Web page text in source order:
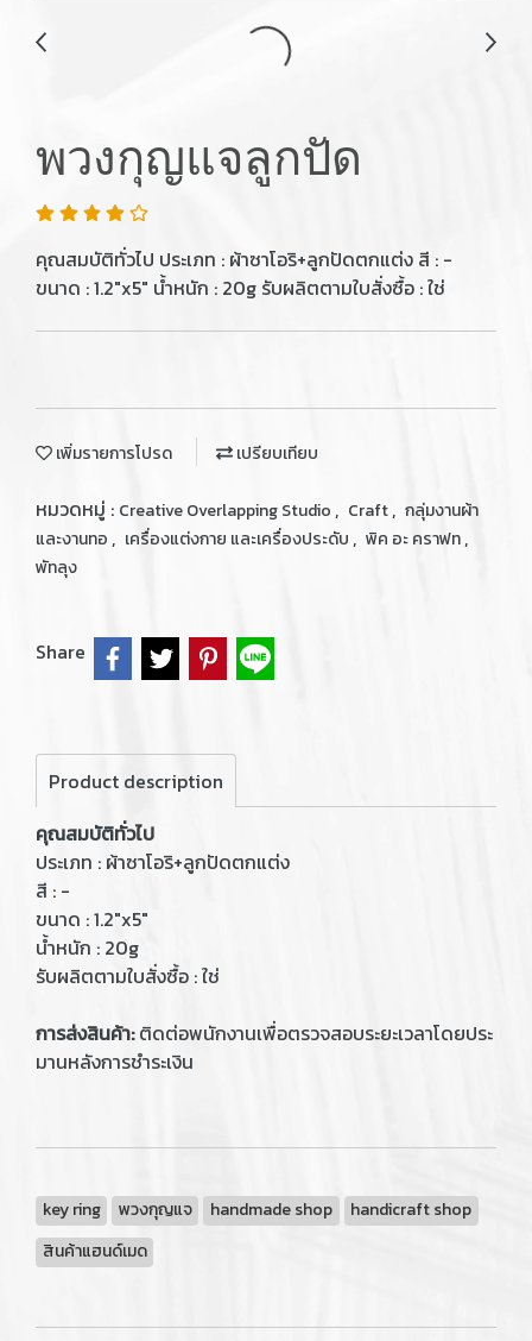
พวงกุญแจลูกปัด
คุณสมบัติทั่วไป ประเภท : ผ้าซาโอริ+ลูกปัดตกแต่ง สี : -
ขนาด : 1.2"x5" น้ำหนัก : 20g รับผลิตตามใบสั่งซื้อ : ใช่
เพิ่มรายการโปรด เปรียบเทียบ
หมวดหมู่ : Creative Overlapping Studio , Craft, กลุ่มงานผ้า
และงานทอ , เครื่องแต่งกาย และเครื่องประดับ , พิค อะ คราฟท,
พัทลุง
Share
Product description
คุณสมบัติทั่วไป
ประเภท : ผ้าซาโอริ+ลูกปัดตกแต่ง
สี : -
ขนาด : 1.2"x5"
น้ำหนัก : 20g
รับผลิตตามใบสั่งซื้อ : ใช่
การส่งสินค้า:ติดต่อพนักงานเพื่อตรวจสอบระยะเวลาโดยประ
มานหลังการชำระเงิน
key ring พวงกุญแจ handmade shop
handicraft shop
สินค้าแฮนด์เมด